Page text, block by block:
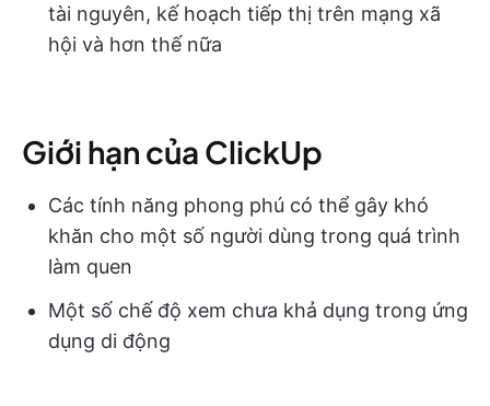
tài nguyên, kế hoạch tiếp thị trên mạng xã
hội và hơn thế nữa
Giới hạn của ClickUp
Các tính năng phong phú có thể gây khó
khăn cho một số người dùng trong quá trình
làm quen
Một số chế độ xem chưa khả dụng trong ứng
dụng di động